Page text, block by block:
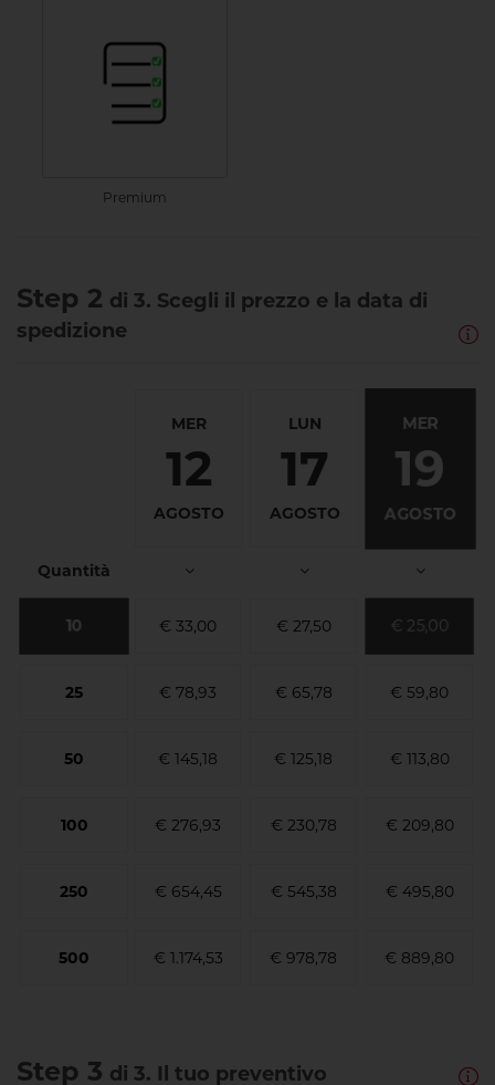
Premium
Step 2 di 3. Scegli il prezzo e la data di
spedizione
MER
12
AGOSTO
LUN
17
AGOSTO
MER
19
AGOSTO
Quantità
10 € 33,00 € 27,50 € 25,00
25 € 78,93 € 65,78 € 59,80
50 € 145,18 € 125,18 € 113,80
100 € 276,93 € 230,78 € 209,80
250 € 654,45 € 545,38 € 495,80
500 € 1.174,53 € 978,78 € 889,80
Step 3 di 3. Il tuo preventivo